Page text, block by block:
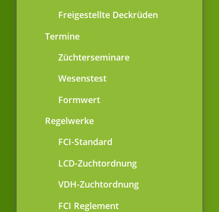
Freigestellte Deckrüden
Termine
Züchterseminare
Wesenstest
Formwert
Regelwerke
FCI-Standard
LCD-Zuchtordnung
VDH-Zuchtordnung
FCI Reglement